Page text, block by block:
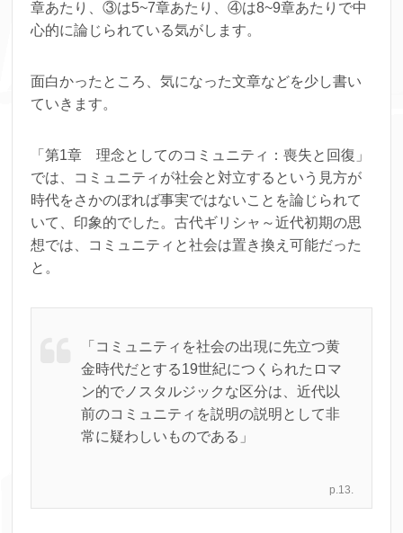
章あたり、③は5~7章あたり、④は8~9章あたりで中
心的に論じられている気がします。
面白かったところ、気になった文章などを少し書い
ていきます。
「第1章 理念としてのコミュニティ：喪失と回復」
では、コミュニティが社会と対立するという見方が
時代をさかのぼれば事実ではないことを論じられて
いて、印象的でした。古代ギリシャ～近代初期の思
想では、コミュニティと社会は置き換え可能だった
と。
「コミュニティを社会の出現に先立つ黄
金時代だとする19世紀につくられたロマ
ン的でノスタルジックな区分は、近代以
前のコミュニティを説明の説明として非
常に疑わしいものである」
p.13.